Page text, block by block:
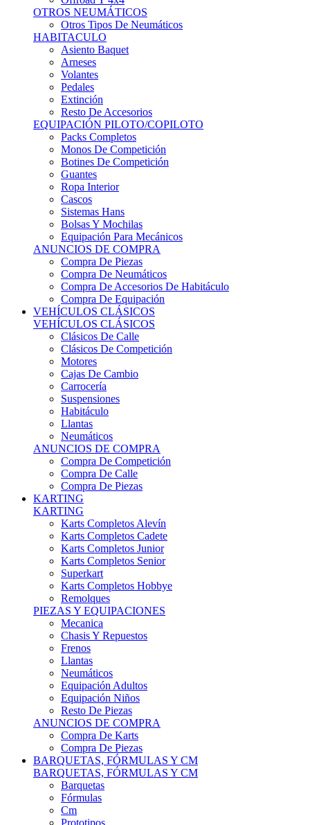
OTROS NEUMÁTICOS
Otros Tipos De Neumáticos
HABITACULO
Asiento Baquet
Arneses
Volantes
Pedales
Extinción
Resto De Accesorios
EQUIPACIÓN PILOTO/COPILOTO
Packs Completos
Monos De Competición
Botines De Competición
Guantes
Ropa Interior
Cascos
Sistemas Hans
Bolsas Y Mochilas
Equipación Para Mecánicos
ANUNCIOS DE COMPRA
Compra De Piezas
Compra De Neumáticos
Compra De Accesorios De Habitáculo
Compra De Equipación
VEHÍCULOS CLÁSICOS
VEHÍCULOS CLÁSICOS
Clásicos De Calle
Clásicos De Competición
Motores
Cajas De Cambio
Carrocería
Suspensiones
Habitáculo
Llantas
Neumáticos
ANUNCIOS DE COMPRA
Compra De Competición
Compra De Calle
Compra De Piezas
KARTING
KARTING
Karts Completos Alevín
Karts Completos Cadete
Karts Completos Junior
Karts Completos Senior
Superkart
Karts Completos Hobbye
Remolques
PIEZAS Y EQUIPACIONES
Mecanica
Chasis Y Repuestos
Frenos
Llantas
Neumáticos
Equipación Adultos
Equipación Niños
Resto De Piezas
ANUNCIOS DE COMPRA
Compra De Karts
Compra De Piezas
BARQUETAS, FÓRMULAS Y CM
BARQUETAS, FÓRMULAS Y CM
Barquetas
Fórmulas
Cm
Prototipos